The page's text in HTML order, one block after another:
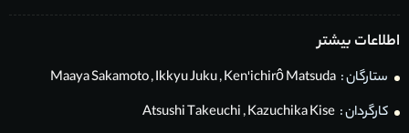
اطلاعات بیشتر
ستارگان : Maaya Sakamoto,Ikkyu Juku,Ken'ichirô Matsuda
کارگردان :
Atsushi Takeuchi,Kazuchika Kise